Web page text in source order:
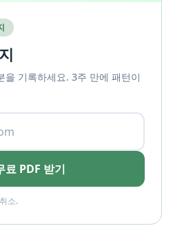
을 기록하세요. 3주 만에 패턴이
료 PDF 받기
소.